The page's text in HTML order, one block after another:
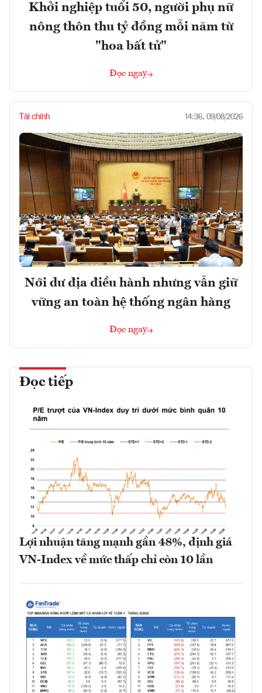
Khởi nghiệp tuổi 50, người phụ nữ
nông thôn thu tỷ đồng mỗi năm từ
"hoa bất tử"
Đọc ngay
Tài chính 14:36, 09/08/2026
Nới dư địa điều hành nhưng vẫn giữ
vững an toàn hệ thống ngân hàng
Đọc ngay
Đọc tiếp
Lợi nhuận tăng mạnh gần 48%, định giá
VN-Index về mức thấp chỉ còn 10 lần